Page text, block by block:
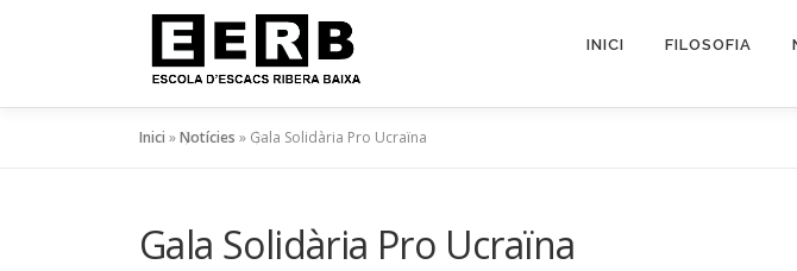
INICI FILOSOFIA
Inici »Notícies » Gala Solidària Pro Ucraïna
Gala Solidària Pro Ucraïna